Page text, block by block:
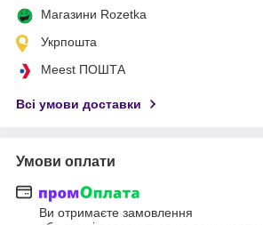
Магазини Rozetka
Укрпошта
Meest ПОШТА
Всі умови доставки
Умови оплати
Ви отримаєте замовлення